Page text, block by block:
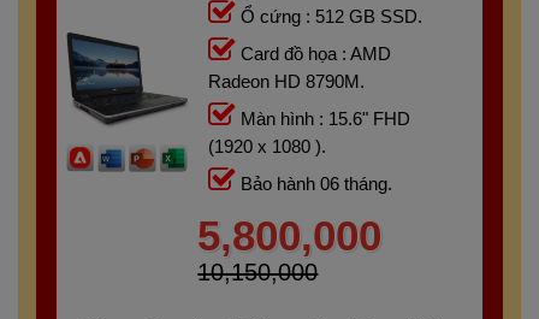
Ổ cứng : 512 GB SSD.
Card đồ họa : AMD
Radeon HD 8790M.
Màn hình : 15.6" FHD
(1920 x 1080 ).
Bảo hành 06 tháng.
5,800,000
10,150,000